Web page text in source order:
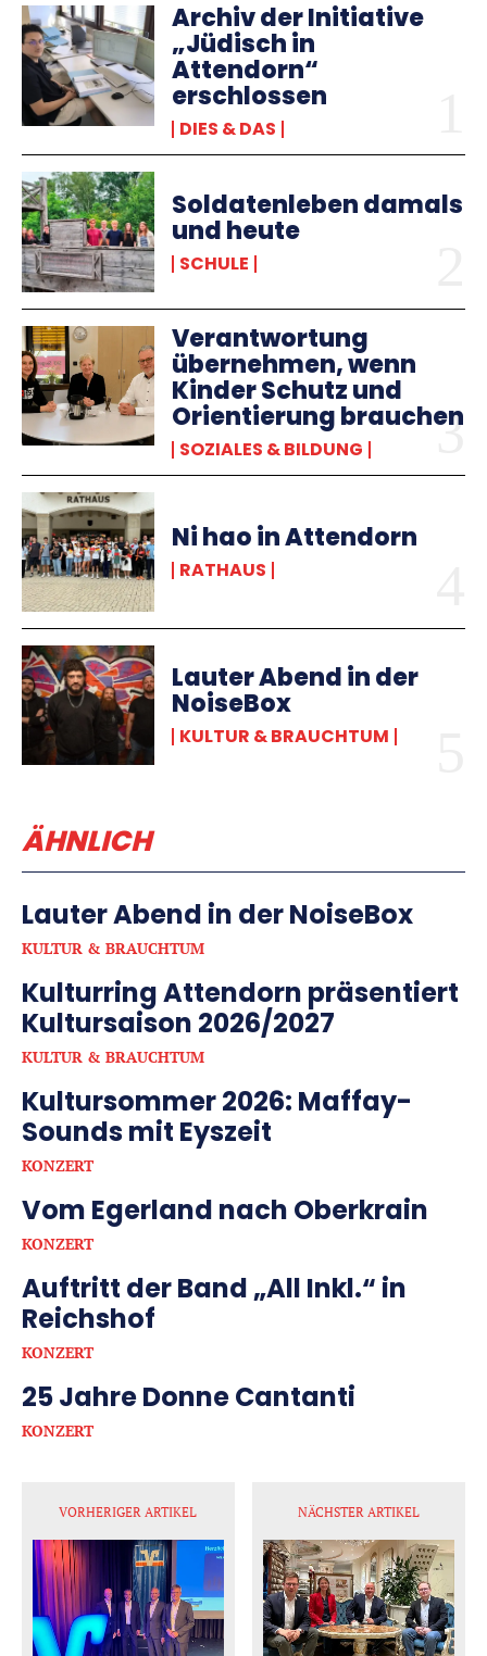
Archiv der Initiative
„Jüdisch in
Attendorn“
erschlossen
DIES & DAS
Soldatenleben damals
und heute
SCHULE
Verantwortung
übernehmen, wenn
Kinder Schutz und
Orientierung brauchen
SOZIALES & BILDUNG
Ni hao in Attendorn
RATHAUS
Lauter Abend in der
NoiseBox
KULTUR & BRAUCHTUM
ÄHNLICH
Lauter Abend in der NoiseBox
KULTUR & BRAUCHTUM
Kulturring Attendorn präsentiert
Kultursaison 2026/2027
KULTUR & BRAUCHTUM
Kultursommer 2026: Maffay-
Sounds mit Eyszeit
KONZERT
Vom Egerland nach Oberkrain
KONZERT
Auftritt der Band „All Inkl.“ in
Reichshof
KONZERT
25 Jahre Donne Cantanti
KONZERT
VORHERIGER ARTIKEL NÄCHSTER ARTIKEL